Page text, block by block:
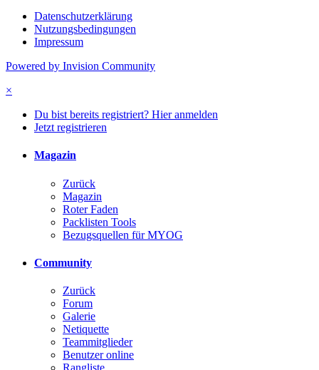
Datenschutzerklärung
Nutzungsbedingungen
Impressum
Powered by Invision Community
×
Du bist bereits registriert? Hier anmelden
Jetzt registrieren
Magazin
Zurück
Magazin
Roter Faden
Packlisten Tools
Bezugsquellen für MYOG
Community
Zurück
Forum
Galerie
Netiquette
Teammitglieder
Benutzer online
Rangliste